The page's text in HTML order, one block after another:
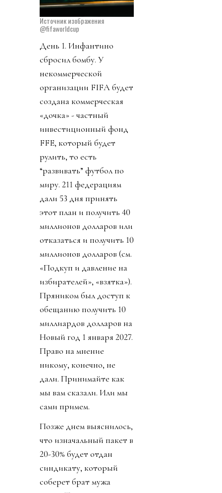
Источник изображения
@fifaworldcup
День 1. Инфантино
сбросил бомбу. У
некоммерческой
организации FIFA будет
создана коммерческая
«дочка» - частный
инвестиционный фонд
FFE, который будет
рулить, то есть
“развивать” футбол по
миру. 211 федерациям
дали 53 дня принять
этот план и получить 40
миллионов долларов или
отказаться и получить 10
миллионов долларов (см.
«Подкуп и давление на
избирателей», «взятка»).
Пряником был доступ к
обещанию получить 10
миллиардов долларов на
Новый год 1 января 2027.
Право на мнение
никому, конечно, не
дали. Принимайте как
мы вам сказали. Или мы
сами примем.
Позже днем выяснилось,
что изначальный пакет в
20-30% будет отдан
синдикату, который
соберет брат мужа